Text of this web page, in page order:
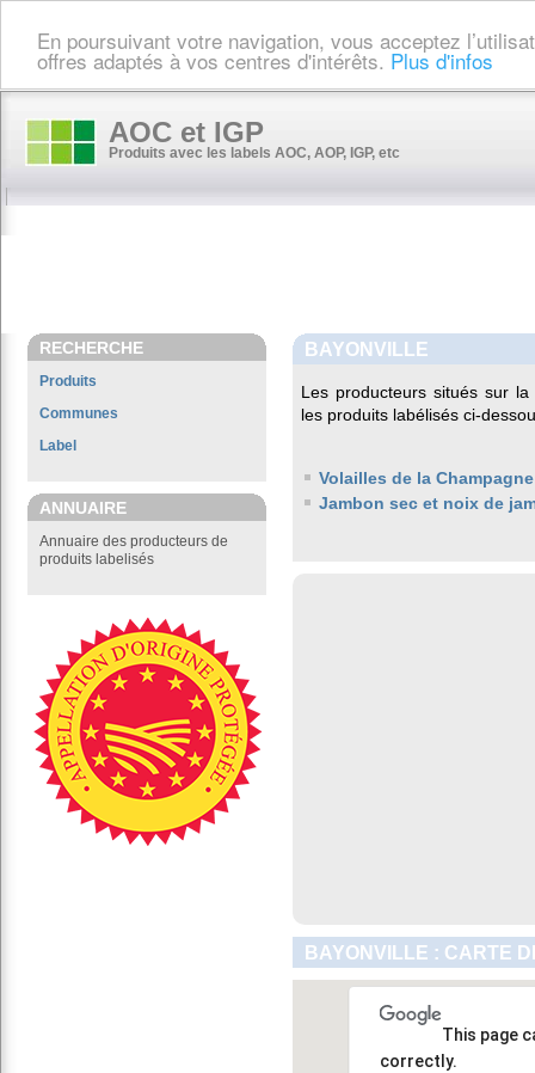
En poursuivant votre navigation, vous acceptez
offres adaptés à vos centres d'intérêts. Plus d'infos
AOC et IGP
Produits avec les labels AOC, AOP, IGP, etc
RECHERCHE
Produits
Communes
Label
ANNUAIRE
Annuaire des producteurs de
produits labelisés
BAYONVILLE
Les producteurs situés sur
les produits labélisés ci-
Volailles de la Champagne
Jambon sec et noix de
BAYONVILLE : CARTE
This page
correctly.